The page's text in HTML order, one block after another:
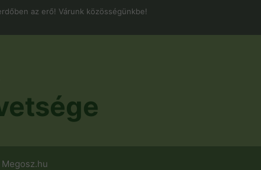
az erő! Várunk közösségünkbe!
Megosz.hu